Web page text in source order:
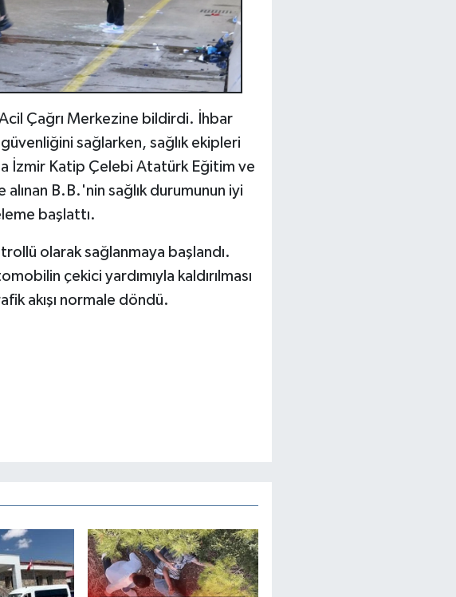
Çağrı Merkezine bildirdi. İhbar
sağlarken, sağlık ekipleri
İzmir Katip Çelebi Atatürk Eğitim ve
B.B.'nin sağlık durumunun iyi
başlattı.
olarak sağlanmaya başlandı.
çekici yardımıyla kaldırılması
akışı normale döndü.